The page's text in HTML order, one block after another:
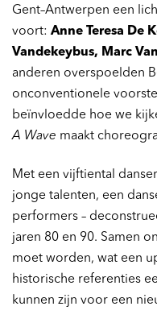
Gent–Antwerpen een
voort: Anne Teresa De
Vandekeybus, Marc
anderen overspoelden
onconventionele
beïnvloedde hoe we
A Wave maakt
Met een vijftiental
jonge talenten, een
performers –
jaren 80 en 90. Samen
moet worden, wat een
historische referenties
kunnen zijn voor een